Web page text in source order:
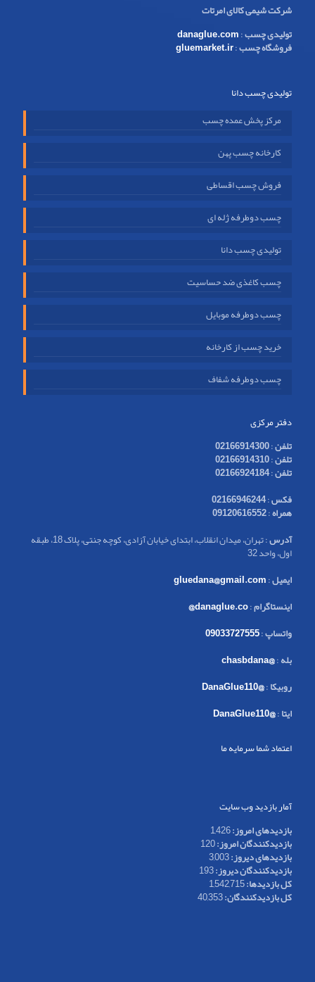
شرکت شیمی کالای امرتات
تولیدی چسب:
danaglue.com
فروشگاه چسب:
gluemarket.ir
تولیدی چسب دانا
مرکز پخش عمده چسب
کارخانه چسب پهن
فروش چسب اقساطی
چسب دوطرفه ژله ای
تولیدی چسب دانا
چسب کاغذی ضد حساسیت
چسب دوطرفه موبایل
خرید چسب از کارخانه
چسب دوطرفه شفاف
دفتر مرکزی
تلفن:
02166914300
تلفن:
02166914310
تلفن:
02166924184
فکس:
02166946244
همراه:
09120616552
آدرس
: تهران، میدان انقلاب، ابتدای خیابان آزادی، کوچه جنتی، پلاک 18، طبقه
اول، واحد 32
ایمیل:
gluedana@gmail.com
اینستاگرام:
danaglue.co@
واتساپ:
09033727555
بله:
@chasbdana
روبیکا:
@DanaGlue110
ایتا:
@DanaGlue110
اعتماد شما سرمایه ما
آمار بازدید وب سایت
بازدیدهای امروز:1,426
بازدیدکنندگان امروز:120
بازدیدهای دیروز:3,003
بازدیدکنندگان دیروز:193
کل بازدیدها:1,542,715
کل بازدیدکنند‌گان:40,353